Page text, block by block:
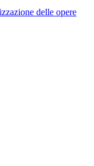
delle opere